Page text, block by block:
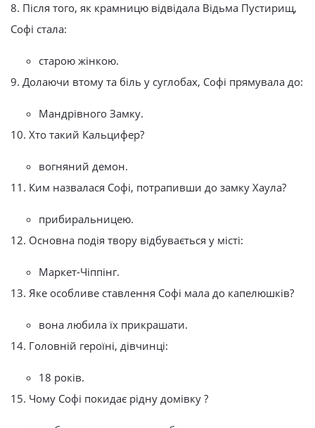
8. Після того, як крамницю відвідала Відьма Пустирищ,
Софі стала:
старою жінкою.
9. Долаючи втому та біль у суглобах, Софі прямувала до:
Мандрівного Замку.
10. Хто такий Кальцифер?
вогняний демон.
11. Ким назвалася Софі, потрапивши до замку Хаула?
прибиральницею.
12. Основна подія твору відбувається у місті:
Маркет-Чіппінг.
13. Яке особливе ставлення Софі мала до капелюшків?
вона любила їх прикрашати.
14. Головній героїні, дівчинці:
18 років.
15. Чому Софі покидає рідну домівку ?